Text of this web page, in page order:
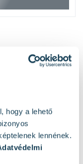
hogy a lehető
lennének.